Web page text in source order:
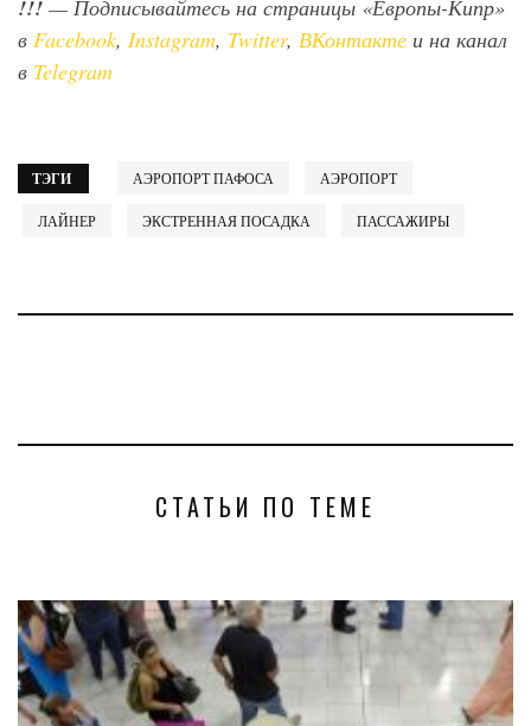
!!! — Подписывайтесь на страницы «Европы-Кипр»
в Facebook, Instagram, Twitter, ВКонтакте и на канал
в Telegram
ТЭГИ АЭРОПОРТ ПАФОСА АЭРОПОРТ
ЛАЙНЕР ЭКСТРЕННАЯ ПОСАДКА ПАССАЖИРЫ
СТАТЬИ ПО ТЕМЕ